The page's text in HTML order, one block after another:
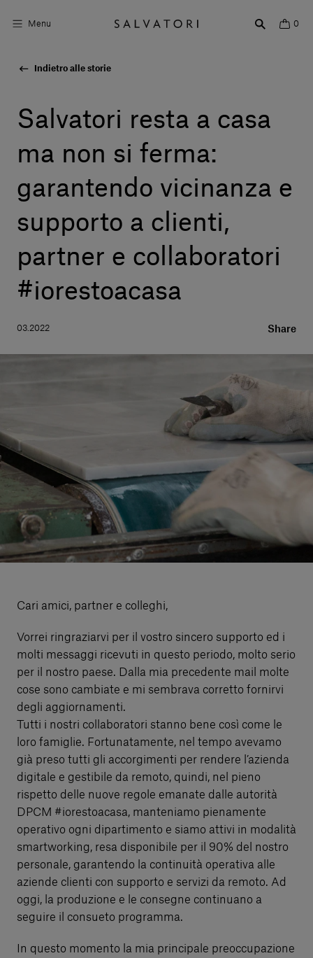
Menu 0
Arredo bagno
Storie di Design
Chi siamo
Vieni a trovarci
Servizi al cliente
Contattaci
Indietro alle storie
Salvatori resta a casa
ma non si ferma:
garantendo vicinanza e
supporto a clienti,
partner e collaboratori
#iorestoacasa
03.2022 Share
Cari amici, partner e colleghi,
Vorrei ringraziarvi per il vostro sincero supporto ed i
molti messaggi ricevuti in questo periodo, molto serio
per il nostro paese. Dalla mia precedente mail molte
cose sono cambiate e mi sembrava corretto fornirvi
degli aggiornamenti.
Tutti i nostri collaboratori stanno bene così come le
loro famiglie. Fortunatamente, nel tempo avevamo
già preso tutti gli accorgimenti per rendere l’azienda
digitale e gestibile da remoto, quindi, nel pieno
rispetto delle nuove regole emanate dalle autorità
DPCM #iorestoacasa, manteniamo pienamente
operativo ogni dipartimento e siamo attivi in modalità
smartworking, resa disponibile per il 90% del nostro
personale, garantendo la continuità operativa alle
aziende clienti con supporto e servizi da remoto. Ad
oggi, la produzione e le consegne continuano a
seguire il consueto programma.
In questo momento la mia principale preoccupazione